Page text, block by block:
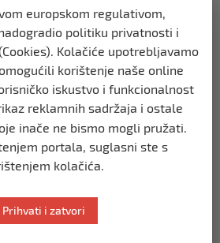
probio izraelsku blokadu
u Gazu – kapetan iz Sarajeva
BiH
stanje u Münchenu, odjeknulo
eksplozija: Ima žrtava,
europskom regulativom,
politiku privatnosti i
Kolačiće upotrebljavamo
korištenje naše online
iskustvo i funkcionalnost
reklamnih sadržaja i ostale
inače ne bismo mogli pružati.
portala, suglasni ste s
kolačića.
Prihvati i zatvori